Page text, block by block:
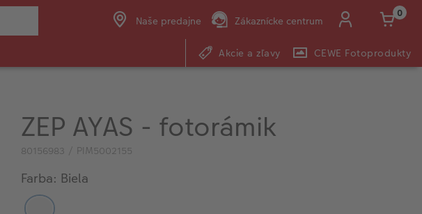
Naše predajne Zákaznícke centrum
0
Akcie a zľavy CEWE Fotoprodukty
ZEP AYAS - fotorámik
80156983 / PIM5002155
Farba: Biela